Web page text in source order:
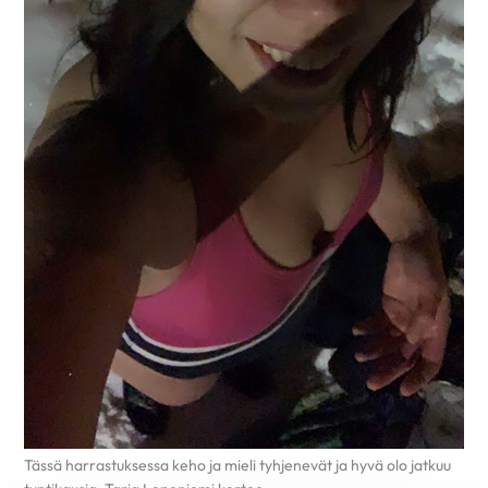
Tässä harrastuksessa keho ja mieli tyhjenevät ja hyvä olo jatkuu